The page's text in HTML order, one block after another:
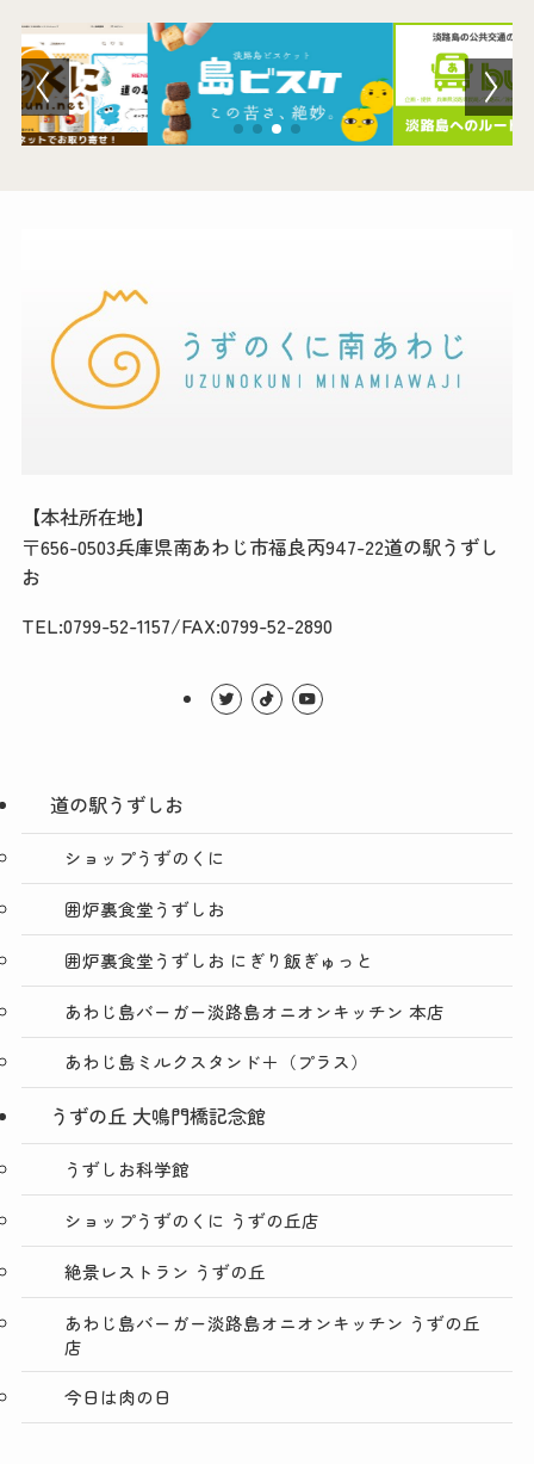
【本社所在地】
〒656-0503兵庫県南あわじ市福良丙947-22道の駅うずし
お
TEL:0799-52-1157/FAX:0799-52-2890
道の駅うずしお
ショップうずのくに
囲炉裏食堂うずしお
囲炉裏食堂うずしお にぎり飯ぎゅっと
あわじ島バーガー淡路島オニオンキッチン 本店
あわじ島ミルクスタンド＋（プラス）
うずの丘 大鳴門橋記念館
うずしお科学館
ショップうずのくに うずの丘店
絶景レストラン うずの丘
あわじ島バーガー淡路島オニオンキッチン うずの丘
店
今日は肉の日